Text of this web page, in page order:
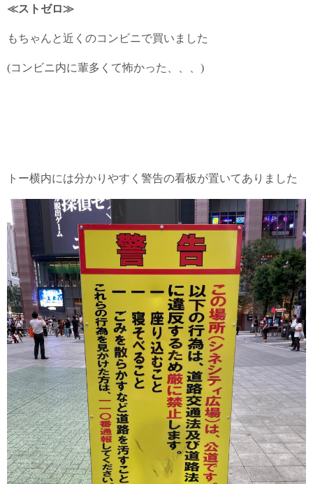
≪ストゼロ≫
もちゃんと近くのコンビニで買いました
(コンビニ内に輩多くて怖かった、、、)
トー横内には分かりやすく警告の看板が置いてありました